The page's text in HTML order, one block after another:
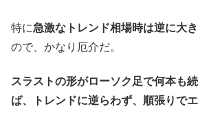
特に急激なトレンド相場時は逆に大
ので、かなり厄介だ。
スラストの形がローソク足で何本も
ば、トレンドに逆らわず、順張りで